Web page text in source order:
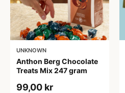
UNKNOWN
Anthon Berg Chocolate
Treats Mix 247 gram
99,00 kr